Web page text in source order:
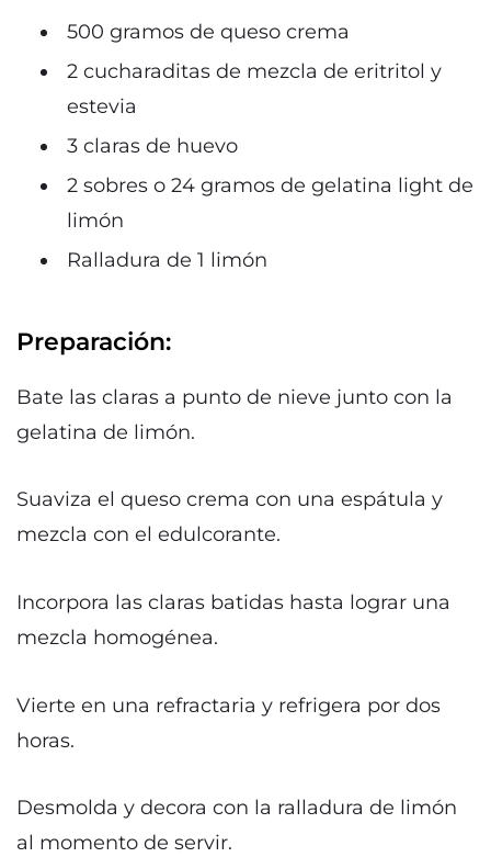
500 gramos de queso crema
2 cucharaditas de mezcla de eritritol y
estevia
3 claras de huevo
2 sobres o 24 gramos de gelatina light de
limón
Ralladura de 1 limón
Preparación:
Bate las claras a punto de nieve junto con la
gelatina de limón.
Suaviza el queso crema con una espátula y
mezcla con el edulcorante.
Incorpora las claras batidas hasta lograr una
mezcla homogénea.
Vierte en una refractaria y refrigera por dos
horas.
Desmolda y decora con la ralladura de limón
al momento de servir.